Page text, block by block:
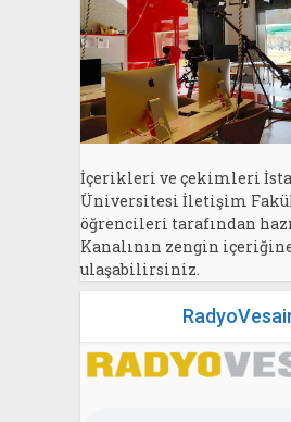
İçerikleri ve çekimleri
Üniversitesi İletişim
öğrencileri tarafından
Kanalının zengin
ulaşabilirsiniz.